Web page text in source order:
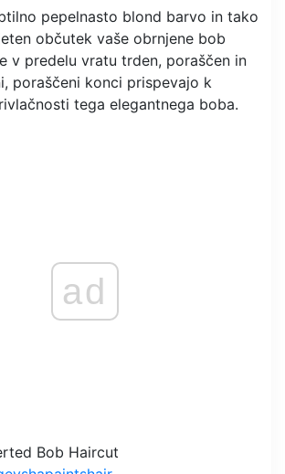
pepelnasto blond barvo in tako
občutek vaše obrnjene bob
v predelu vratu trden, poraščen in
poraščeni konci prispevajo k
tega elegantnega boba.
ad